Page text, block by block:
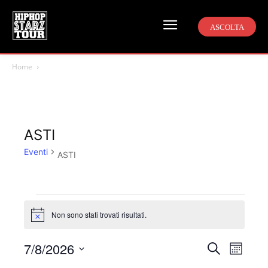
ASCOLTA
Home
ASTI
Eventi ASTI
Eventi
Notice Non sono stati trovati risultati.
Eventi
CercaMese
7/8/2026